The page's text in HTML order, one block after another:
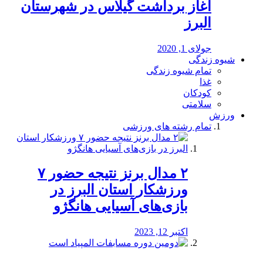
آغاز برداشت گیلاس در شهرستان
البرز
جولای 1, 2020
شیوه زندگی
تمام شیوه زندگی
غذا
کودکان
سلامتی
ورزش
تمام رشته های ورزشی
۲ مدال برنز نتیجه حضور ۷
ورزشکار استان البرز در
بازی‌های آسیایی هانگژو
اکتبر 12, 2023